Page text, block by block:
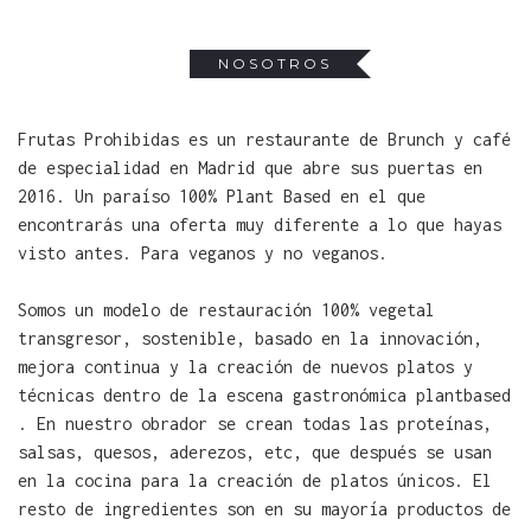
NOSOTROS
Frutas Prohibidas es un restaurante de Brunch y café
de especialidad en Madrid que abre sus puertas en
2016. Un paraíso 100% Plant Based en el que
encontrarás una oferta muy diferente a lo que hayas
visto antes. Para veganos y no veganos.
Somos un modelo de restauración 100% vegetal
transgresor, sostenible, basado en la innovación,
mejora continua y la creación de nuevos platos y
técnicas dentro de la escena gastronómica plantbased
. En nuestro obrador se crean todas las proteínas,
salsas, quesos, aderezos, etc, que después se usan
en la cocina para la creación de platos únicos. El
resto de ingredientes son en su mayoría productos de